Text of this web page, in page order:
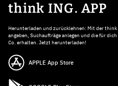
think ING. APP
Herunterladen und zurücklehnen: Mit der
angeben, Suchaufträge anlegen und die für
Co. erhalten. Jetzt herunterladen!
APPLE App Store